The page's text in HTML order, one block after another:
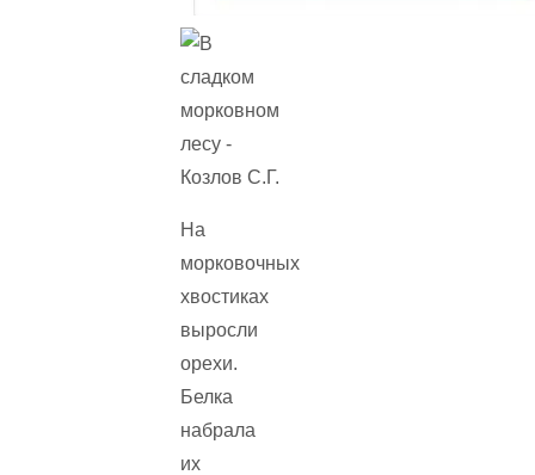
На
морковочных
хвостиках
выросли
орехи.
Белка
набрала
их